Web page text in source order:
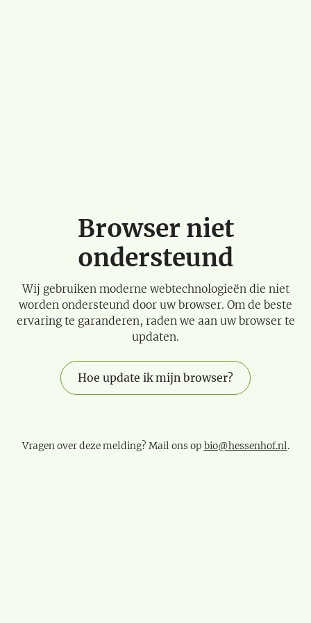
Browser niet
ondersteund
Wij gebruiken moderne webtechnologieën die niet
worden ondersteund door uw browser. Om de beste
ervaring te garanderen, raden we aan uw browser te
updaten.
Hoe update ik mijn browser?
Vragen over deze melding? Mail ons op bio@hessenhof.nl.